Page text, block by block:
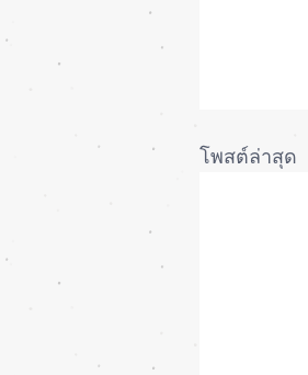
โพสต์ล่าสุด